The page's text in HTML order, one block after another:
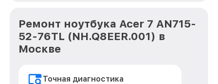
Ремонт ноутбука Acer 7 AN715-
52-76TL (NH.Q8EER.001) в
Москве
Точная диагностика